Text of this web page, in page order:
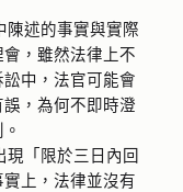
陳述的事實與實際
，雖然法律上不
中，法官可能會
，為何不即時澄
現「限於三日內回
上，法律並沒有